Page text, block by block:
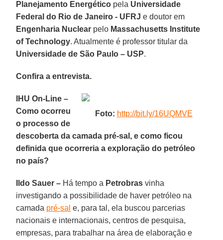
Planejamento Energético pela Universidade
Federal do Rio de Janeiro - UFRJ e doutor em
Engenharia Nuclear pelo Massachusetts Institute
of Technology. Atualmente é professor titular da
Universidade de São Paulo – USP.
Confira a entrevista.
Foto: http://bit.ly/16UQMVE
IHU On-Line –
Como ocorreu
o processo de
descoberta da camada pré-sal, e como ficou
definida que ocorreria a exploração do petróleo
no país?
Ildo Sauer – Há tempo a Petrobras vinha
investigando a possibilidade de haver petróleo na
camada pré-sal e, para tal, ela buscou parcerias
nacionais e internacionais, centros de pesquisa,
empresas, para trabalhar na área de elaboração e